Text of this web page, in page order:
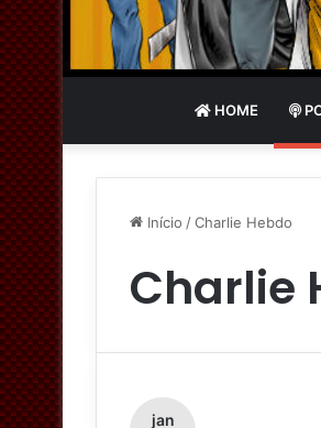
HOME
Início /Charlie Hebdo
Charlie
jan